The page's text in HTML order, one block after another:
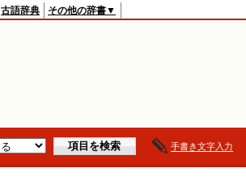
古語辞典 その他の辞書▼
手書き文字入力